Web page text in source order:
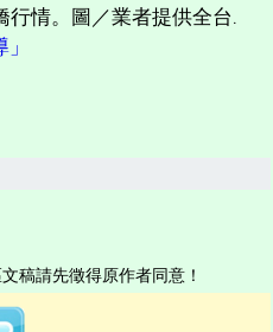
行情。圖／業者提供全台.
稿請先徵得原作者同意！